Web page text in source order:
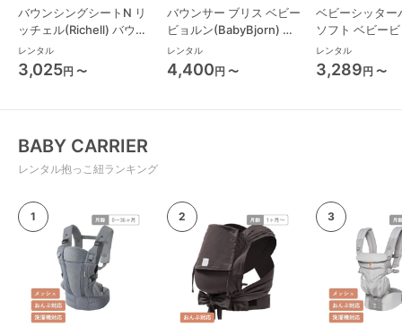
バウンシングシートN リ
ッチェル(Richell) バウン
サー・ベビーシッター
レンタル
3,025円 〜
バウンサー ブリス ベビー
ビョルン(BabyBjorn) バ
ウンサー・ベビーシッタ
ー
レンタル
4,400円 〜
ベビーシッター
ソフト ベビー
(BabyBjorn) バ
ー・ベビーシッ
レンタル
3,289円 〜
BABY CARRIER
レンタル抱っこ紐ランキング